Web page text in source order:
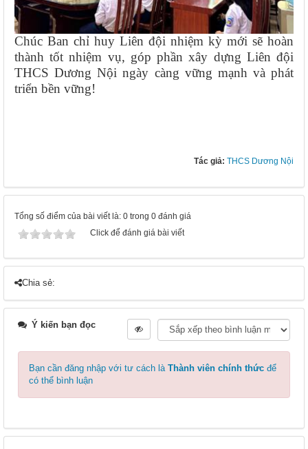
Chúc Ban chỉ huy Liên đội nhiệm kỳ mới sẽ hoàn
thành tốt nhiệm vụ, góp phần xây dựng Liên đội
THCS Dương Nội ngày càng vững mạnh và phát
triển bền vững!
Tác giả: THCS Dương Nội
Tổng số điểm của bài viết là: 0 trong 0 đánh giá
Click để đánh giá bài viết
Chia sẻ:
Ý kiến bạn đọc
Bạn cần đăng nhập với tư cách là Thành viên chính thức để
có thể bình luận